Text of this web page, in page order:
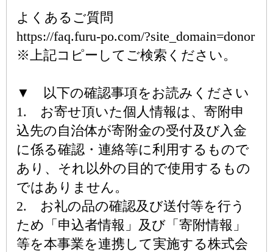
よくあるご質問
https://faq.furu-po.com/?site_domain=donor
※上記コピーしてご検索ください。
▼ 以下の確認事項をお読みください
1. お寄せ頂いた個人情報は、寄附申
込先の自治体が寄附金の受付及び入金
に係る確認・連絡等に利用するもので
あり、それ以外の目的で使用するもの
ではありません。
2. お礼の品の確認及び送付等を行う
ため「申込者情報」及び「寄附情報」
等を本事業を連携して実施する株式会